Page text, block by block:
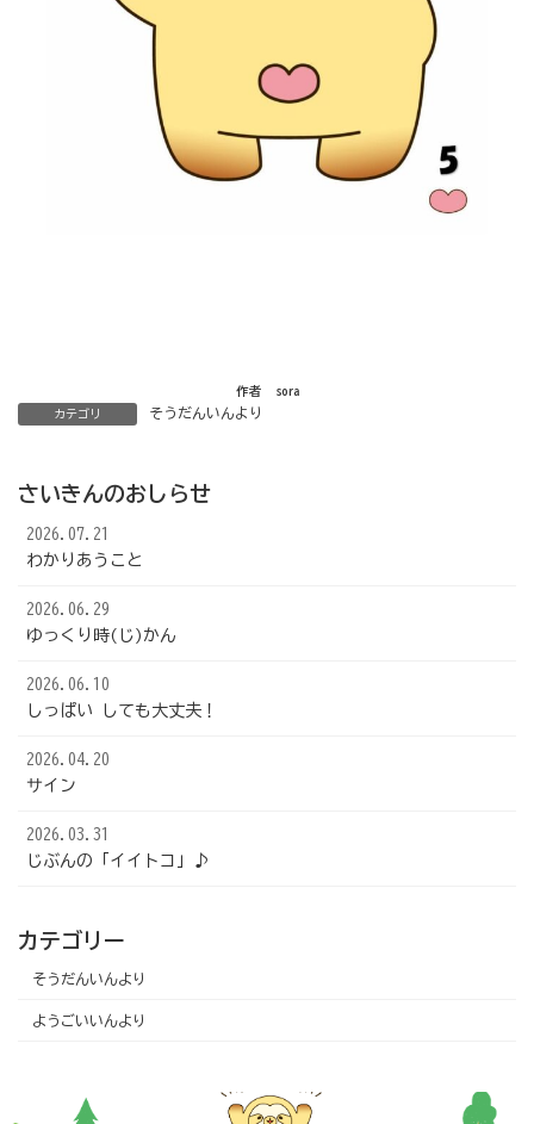
作者 sora
カテゴリ
そうだんいんより
さいきんのおしらせ
2026.07.21
わかりあうこと
2026.06.29
ゆっくり時(じ)かん
2026.06.10
しっぱい しても大丈夫！
2026.04.20
サイン
2026.03.31
じぶんの「イイトコ」♪
カテゴリー
そうだんいんより
ようごいいんより